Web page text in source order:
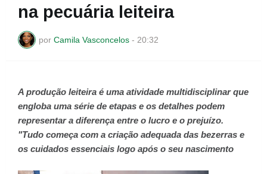
na pecuária leiteira
por Camila Vasconcelos - 20:32
A produção leiteira é uma atividade multidisciplinar que
engloba uma série de etapas e os detalhes podem
representar a diferença entre o lucro e o prejuízo.
"Tudo começa com a criação adequada das bezerras e
os cuidados essenciais logo após o seu nascimento